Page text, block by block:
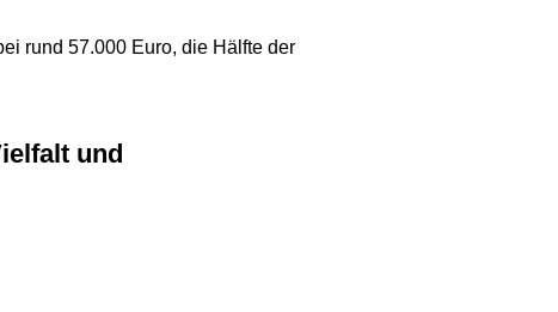
rund 57.000 Euro, die Hälfte der